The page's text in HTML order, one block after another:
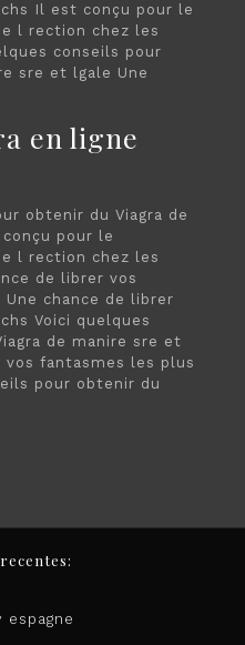
Il est conçu pour le
l rection chez les
conseils pour
sre et lgale Une
en ligne
obtenir du Viagra de
pour le
l rection chez les
de librer vos
chance de librer
Voici quelques
de manire sre et
vos fantasmes les plus
pour obtenir du
espagne